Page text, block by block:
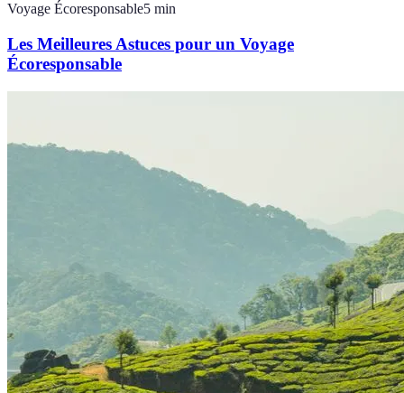
Voyage Écoresponsable5 min
Les Meilleures Astuces pour un Voyage
Écoresponsable